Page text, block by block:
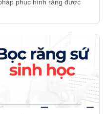
phục hình răng được